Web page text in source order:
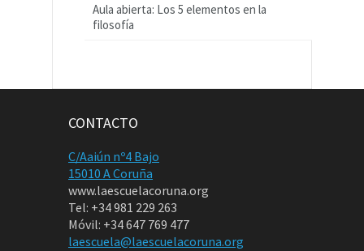
Aula abierta: Los 5 elementos en la
filosofía
CONTACTO
C/Aaiún nº4 Bajo
15010 A Coruña
www.laescuelacoruna.org
Tel: +34 981 229 263
Móvil: +34 647 769 477
laescuela@laescuelacoruna.org